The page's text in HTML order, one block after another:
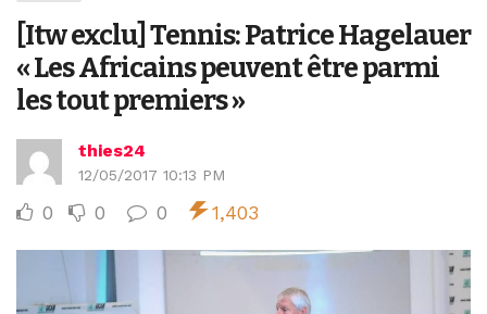
[Itw exclu] Tennis: Patrice Hagelauer
« Les Africains peuvent être parmi
les tout premiers »
thies24
12/05/2017 10:13 PM
0 0 0 1,403